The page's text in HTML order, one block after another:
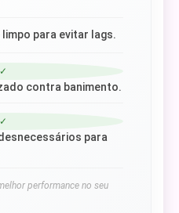
para evitar lags.
✓
contra banimento.
✓
para
performance no seu